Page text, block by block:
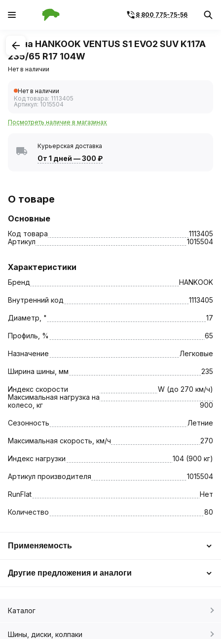
8 800 775-75-56
1/1
Шина HANKOOK VENTUS S1 EVO2 SUV K117A
235/65 R17 104W
Нет в наличии
Нет в наличии
Код товара: 1113405
Артикул: 1015504
Посмотреть наличие в магазинах
Курьерская доставка
От 1 дней —300 ₽
О товаре
Основные
Код товара
1113405
Артикул
1015504
Характеристики
Бренд HANKOOK
Внутренний код 1113405
Диаметр, " 17
Профиль, % 65
Назначение Легковые
Ширина шины, мм 235
Индекс скорости
W (до 270 км/ч)
Максимальная нагрузка на
колесо, кг
900
Сезонность Летние
Максимальная скорость, км/ч 270
Индекс нагрузки 104 (900 кг)
Артикул производителя 1015504
RunFlat Нет
Количество 80
Применяемость
Другие предложения и аналоги
Каталог
Шины, диски, колпаки